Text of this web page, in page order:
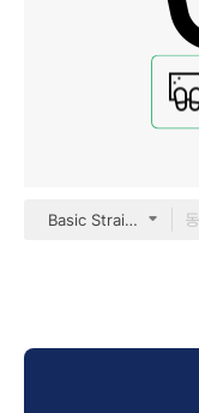
Basic Straight Lineal